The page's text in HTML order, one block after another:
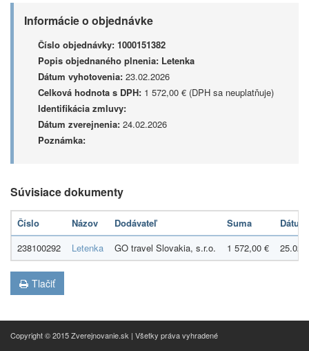
Informácie o objednávke
Číslo objednávky: 1000151382
Popis objednaného plnenia: Letenka
Dátum vyhotovenia: 23.02.2026
Celková hodnota s DPH: 1 572,00 € (DPH sa neuplatňuje)
Identifikácia zmluvy:
Dátum zverejnenia: 24.02.2026
Poznámka:
Súvisiace dokumenty
Číslo Názov Dodávateľ Suma
Dátum
238100292
Letenka GO travel Slovakia, s.r.o. 1 572,00 €
Tlačiť
Copyright © 2015 Zverejnovanie.sk | Všetky práva vyhradené